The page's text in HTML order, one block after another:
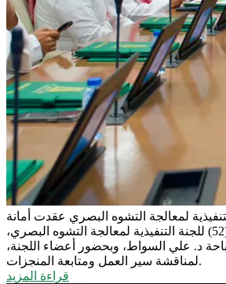
عقدت أمانة
منطقة الباحة الاجتماع (52) للجنة التنفيذية لمعالجة التشوه البصري،
د. علي السواط، وبحضور أعضاء اللجنة،
لمناقشة سير العمل ومتابعة المنجزات.
قراءة المزيد